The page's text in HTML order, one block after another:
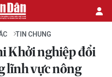
TIN CHUNG
Khởi nghiệp đổi
lĩnh vực nông